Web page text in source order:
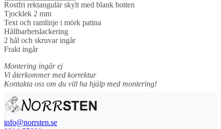
Rostfri rektangulär skylt med blank botten
Tjocklek 2 mm
Text och ramlinje i mörk patina
Hållbarhetslackering
2 hål och skruvar ingår
Frakt ingår
Montering ingår ej
Vi återkommer med korrektur
Kontakta oss om du vill ha hjälp med montering!
info@norrsten.se